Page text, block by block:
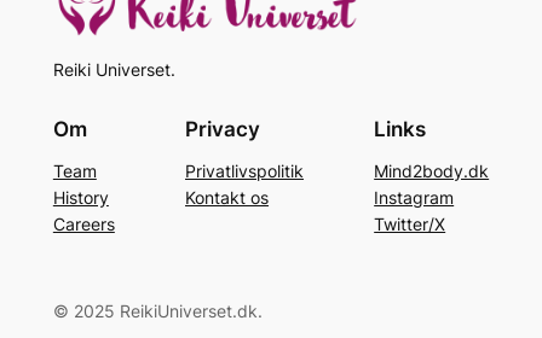
Reiki Universet.
Om
Team
History
Careers
Privacy
Privatlivspolitik
Kontakt os
Links
Mind2body.dk
Instagram
Twitter/X
© 2025 ReikiUniverset.dk.